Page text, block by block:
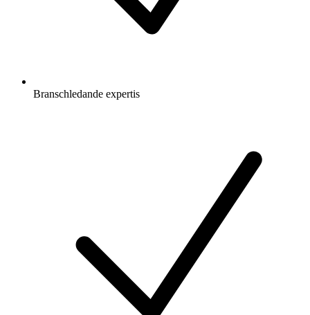
Branschledande expertis